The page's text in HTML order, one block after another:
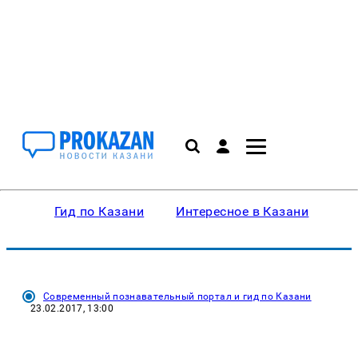
Гид по Казани Интересное в Казани
Современный познавательный портал и гид по Казани
23.02.2017, 13:00